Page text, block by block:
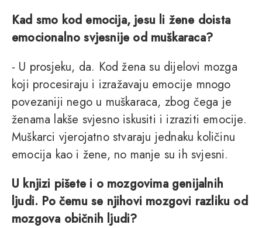
Kad smo kod emocija, jesu li žene doista
emocionalno svjesnije od muškaraca?
- U prosjeku, da. Kod žena su dijelovi mozga
koji procesiraju i izražavaju emocije mnogo
povezaniji nego u muškaraca, zbog čega je
ženama lakše svjesno iskusiti i izraziti emocije.
Muškarci vjerojatno stvaraju jednaku količinu
emocija kao i žene, no manje su ih svjesni.
U knjizi pišete i o mozgovima genijalnih
ljudi. Po čemu se njihovi mozgovi razliku od
mozgova običnih ljudi?